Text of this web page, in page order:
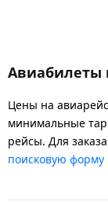
Авиабилеты
Цены на
минимальные
рейсы. Для
поисковую форму